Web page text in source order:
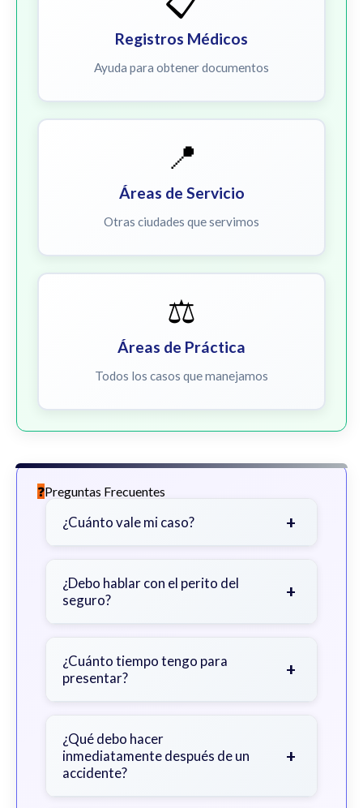
Registros Médicos
Ayuda para obtener documentos
📍
Áreas de Servicio
Otras ciudades que servimos
⚖️
Áreas de Práctica
Todos los casos que manejamos
Preguntas Frecuentes
¿Cuánto vale mi caso? +
gravedad de sus lesiones, facturas
médicas, tiempo fuera del trabajo y
¿Debo hablar con el perito del
seguro?
+
primero con un abogado para evitar
declaraciones que perjudiquen su
¿Cuánto tiempo tengo para
presentar?
+
con excepciones. Consulte para
obtener orientación específica.
¿Qué debo hacer
inmediatamente después de un
accidente?
+